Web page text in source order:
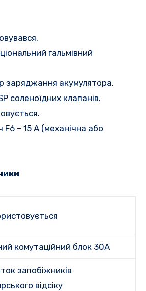
гальмівний
заряджання акумулятора.
соленоїдних клапанів.
– 15 A (механічна або
комутаційний блок 30A
запобіжників
відсіку